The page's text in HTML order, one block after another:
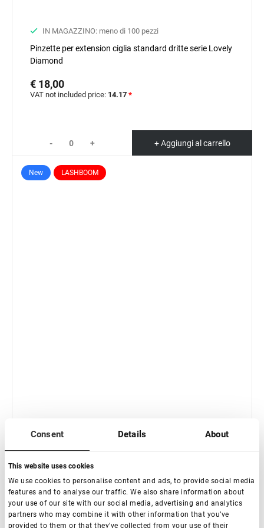
Consent Details About
This website uses cookies
We use cookies to personalise content and ads, to provide social media
features and to analyse our traffic. We also share information about
your use of our site with our social media, advertising and analytics
partners who may combine it with other information that you’ve
provided to them or that they’ve collected from your use of their
IN MAGAZZINO: meno di 100 pezzi
Pinzette per extension ciglia standard dritte serie Lovely
Diamond
€ 18,00
VAT not included price: 14.17 *
- + + Aggiungi al carrello
New LASHBOOM
Extension ciglia Rili Choco - 16 linee - MIX
€ 9,50